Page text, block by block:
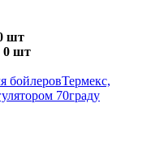
шт
0 шт
бойлеровТермекс,
70граду